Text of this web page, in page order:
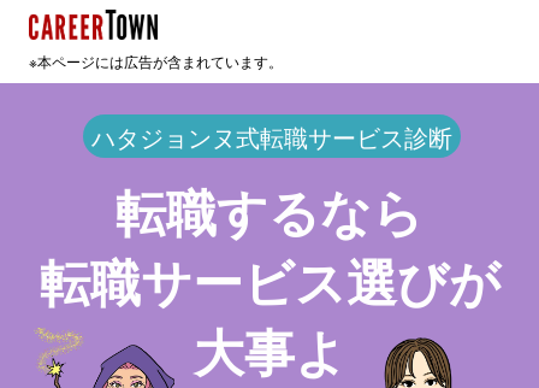
※本ページには広告が含まれています。
ハタジョンヌ式転職サービス診断
転職するなら
転職サービス選びが
大事よ